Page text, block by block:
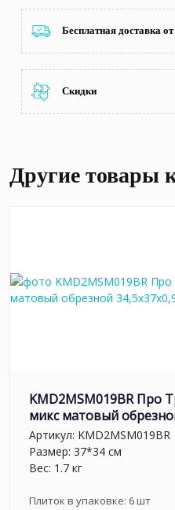
Бесплатная доставка от
Скидки
Другие товары
KMD2MSM019BR Про
микс матовый
Артикул: KMD2MSM019BR
Размер: 37*34 см
Вес: 1.7 кг
Плиток в упаковке: 6шт